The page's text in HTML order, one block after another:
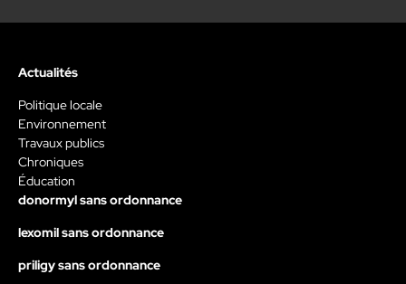
Actualités
Politique locale
Environnement
Travaux publics
Chroniques
Éducation
donormyl sans ordonnance
lexomil sans ordonnance
priligy sans ordonnance